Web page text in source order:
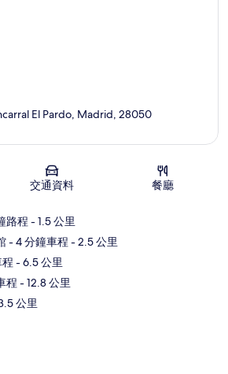
地圖
El Pardo, Madrid, 28050
交通資料 餐廳
路程 - 1.5 公里
- 4 分鐘車程 - 2.5 公里
- 6.5 公里
程 - 12.8 公里
公里